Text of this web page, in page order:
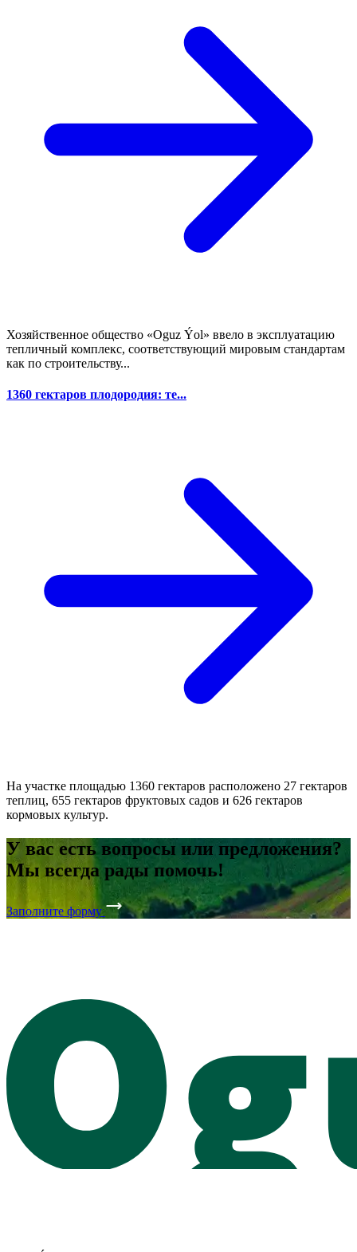
Хозяйственное общество «Oguz Ýol» ввело в эксплуатацию
тепличный комплекс, соответствующий мировым стандартам
как по строительству...
1360 гектаров плодородия: те...
На участке площадью 1360 гектаров расположено 27 гектаров
теплиц, 655 гектаров фруктовых садов и 626 гектаров
кормовых культур.
У вас есть вопросы или предложения?
Мы всегда рады помочь!
Заполните форму